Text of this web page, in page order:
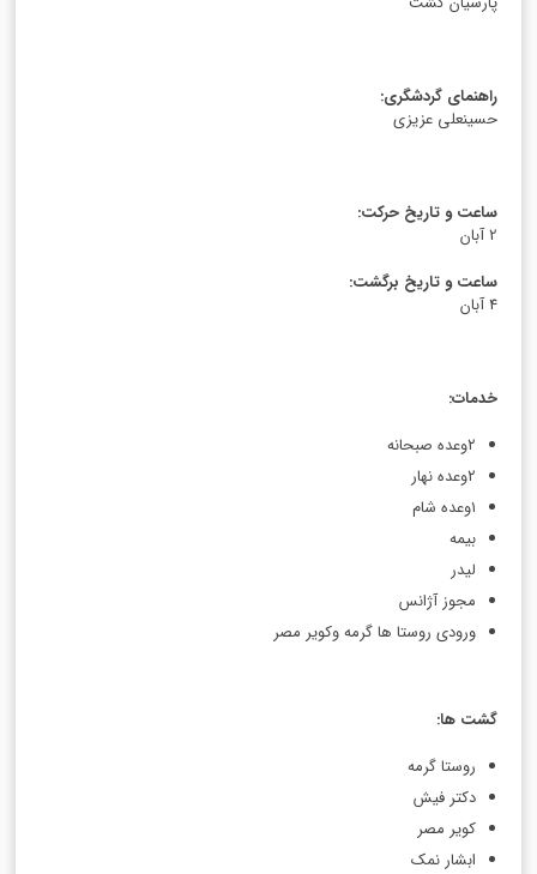
راهنمای گردشگری:
حسینعلی عزیزی
ساعت و تاریخ حرکت:
2 آبان
ساعت و تاریخ برگشت:
4 آبان
خدمات:
۲وعده صبحانه
۲وعده نهار
۱وعده شام
بیمه‌ ‌
لیدر
مجوز آژانس
ورودی روستا ها گرمه وکویر مصر
گشت ها:
روستا گرمه
دکتر فیش
کویر مصر
ابشار نمک